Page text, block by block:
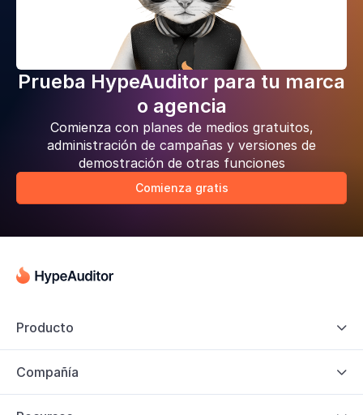
Prueba HypeAuditor para tu marca
o agencia
Comienza con planes de medios gratuitos,
administración de campañas y versiones de
demostración de otras funciones
Comienza gratis
Producto 
Compañía 